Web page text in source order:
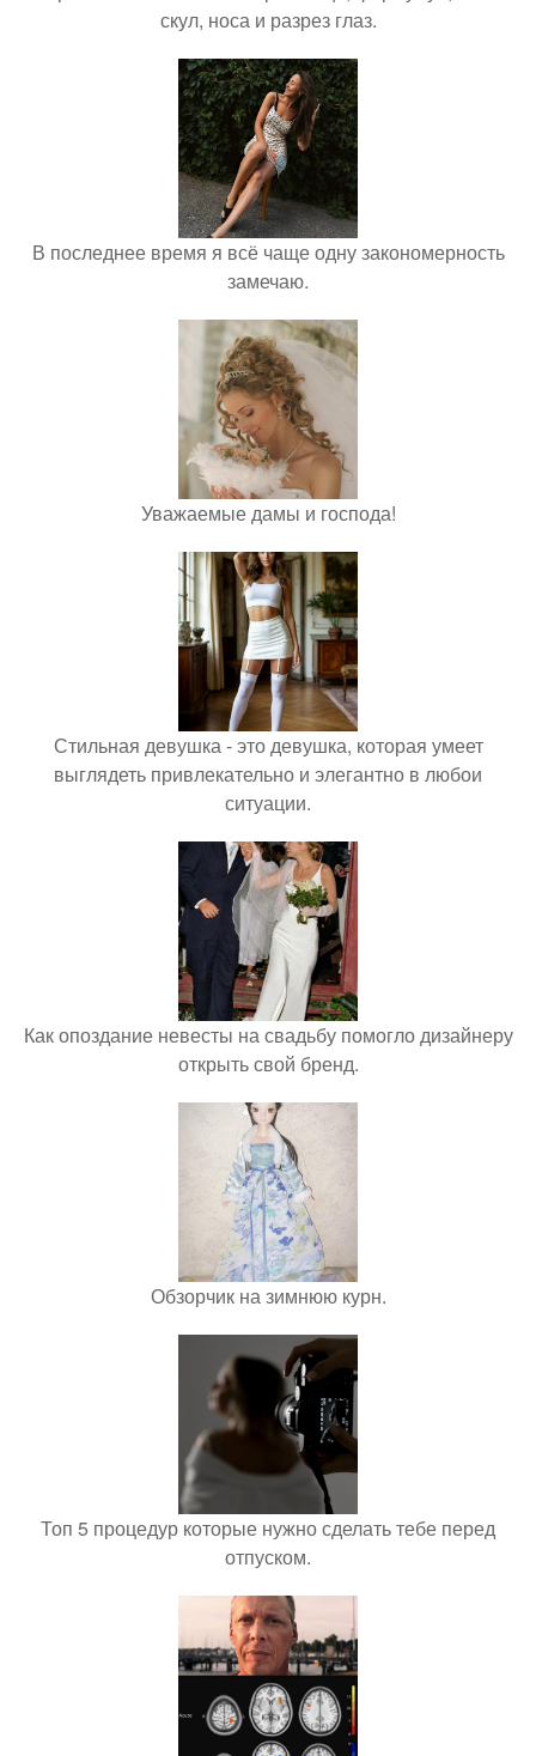
скул, носа и разрез глаз.
В последнее время я всё чаще одну закономерность
замечаю.
Уважаемые дамы и господа!
Стильная девушка - это девушка, которая умеет
выглядеть привлекательно и элегантно в любои
ситуации.
Как опоздание невесты на свадьбу помогло дизайнеру
открыть свой бренд.
Обзорчик на зимнюю курн.
Топ 5 процедур которые нужно сделать тебе перед
отпуском.